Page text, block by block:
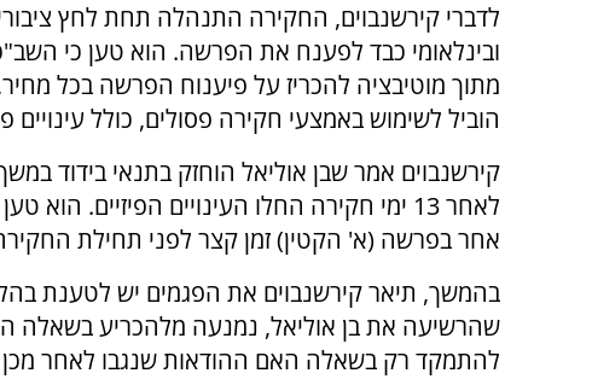
לדברי קירשנבוים, החקירה התנהלה תחת לחץ
ובינלאומי כבד לפענח את הפרשה. הוא טען כי
מתוך מוטיבציה להכריז על פיענוח הפרשה בכל
הוביל לשימוש באמצעי חקירה פסולים, כולל עינויים
לאחר 13 ימי חקירה החלו העינויים הפיזיים.
אחר בפרשה (א' הקטין) זמן קצר לפני תחילת החקירה
בהמשך, תיאר קירשנבוים את הפגמים יש לטענת
שהרשיעה את בן אוליאל, נמנעה מלהכריע בשאלה
להתמקד רק בשאלה האם ההודאות שנגבו לאחר מכן